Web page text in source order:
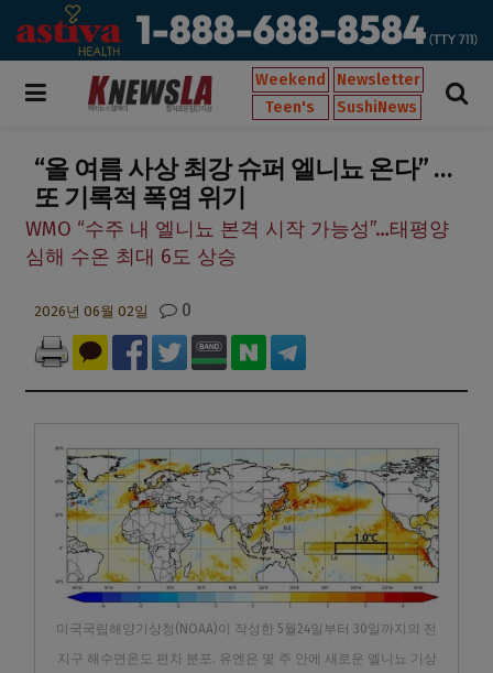
Weekend
Newsletter
Teen's
SushiNews
“올 여름 사상 최강 슈퍼 엘니뇨 온다” …
또 기록적 폭염 위기
WMO “수주 내 엘니뇨 본격 시작 가능성”…태평양
심해 수온 최대 6도 상승
2026년 06월 02일 0
미국국립해양기상청(NOAA)이 작성한 5월24일부터 30일까지의 전
지구 해수면온도 편차 분포. 유엔은 몇 주 안에 새로운 엘니뇨 기상